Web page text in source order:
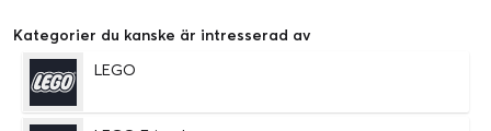
Kategorier du kanske är intresserad av
LEGO